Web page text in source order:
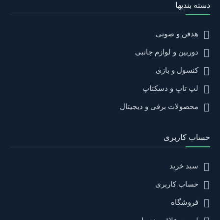
دسته بندیها
هدفن و صوتی
دوربین و لوازم جانبی
کنسول و بازی
لپ تاپ و دسکتاپ
محصولات برقی و دیجیتال
حساب کاربری
سبد خرید
حساب کاربری
فروشگاه